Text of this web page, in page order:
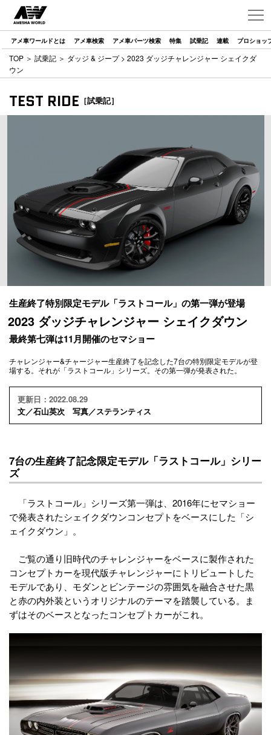
アメ車ワールドとは アメ車検索 アメ車パーツ検索 特集 試乗記 連載 プロショッ
TOP ＞ 試乗記 ＞ ダッジ & ジープ> 2023 ダッジチャレンジャー シェイクダ
ウン
TEST RIDE ［試乗記］
生産終了特別限定モデル「ラストコール」の第一弾が登場
2023 ダッジチャレンジャー シェイクダウン
最終第七弾は11月開催のセマショー
チャレンジャー&チャージャー生産終了を記念した7台の特別限定モデルが登
場する。それが「ラストコール」シリーズ。その第一弾が発表された。
更新日：2022.08.29
文／石山英次 写真／ステランティス
7台の生産終了記念限定モデル「ラストコール」シリー
ズ
「ラストコール」シリーズ第一弾は、2016年にセマショー
で発表されたシェイクダウンコンセプトをベースにした「シ
ェイクダウン」。
ご覧の通り旧時代のチャレンジャーをベースに製作された
コンセプトカーを現代版チャレンジャーにトリビュートした
モデルであり、モダンとビンテージの雰囲気を融合させた黒
と赤の内外装というオリジナルのテーマを踏襲している。ま
ずはそのベースとなったコンセプトカーがこれ。